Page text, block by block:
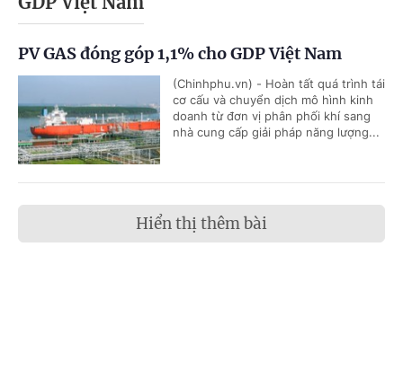
PV GAS đóng góp 1,1% cho GDP Việt Nam
(Chinhphu.vn) - Hoàn tất quá trình tái
cơ cấu và chuyển dịch mô hình kinh
doanh từ đơn vị phân phối khí sang
nhà cung cấp giải pháp năng lượng...
Hiển thị thêm bài